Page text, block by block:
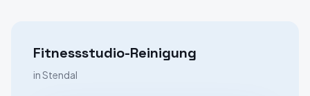
Fitnessstudio-Reinigung
inStendal